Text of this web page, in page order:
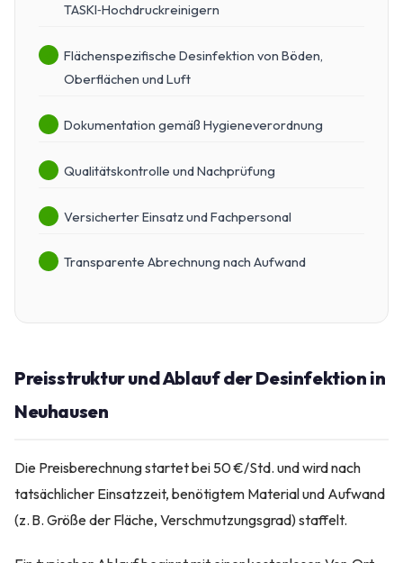
TASKI‑Hochdruckreinigern
Flächenspezifische Desinfektion von Böden,
Oberflächen und Luft
Dokumentation gemäß Hygieneverordnung
Qualitätskontrolle und Nachprüfung
Versicherter Einsatz und Fachpersonal
Transparente Abrechnung nach Aufwand
Preisstruktur und Ablauf der Desinfektion in
Neuhausen
Die Preisberechnung startet bei 50 €/Std. und wird nach
tatsächlicher Einsatzzeit, benötigtem Material und Aufwand
(z. B. Größe der Fläche, Verschmutzungsgrad) staffelt.